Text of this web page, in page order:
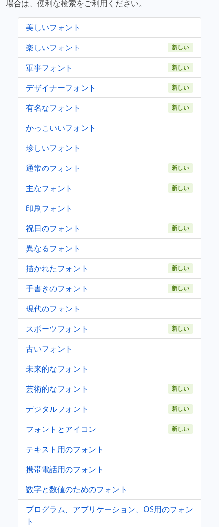
場合は、便利な検索をご利用ください。
美しいフォント
楽しいフォント
新しい
軍事フォント 新しい
デザイナーフォント 新しい
有名なフォント 新しい
かっこいいフォント
珍しいフォント
通常のフォント
新しい
主なフォント 新しい
印刷フォント
祝日のフォント
新しい
異なるフォント
描かれたフォント
新しい
手書きのフォント 新しい
現代のフォント
スポーツフォント
新しい
古いフォント
未来的なフォント
芸術的なフォント
新しい
デジタルフォント 新しい
フォントとアイコン 新しい
テキスト用のフォント
携帯電話用のフォント
数字と数値のためのフォント
プログラム、アプリケーション、OS用のフォン
ト